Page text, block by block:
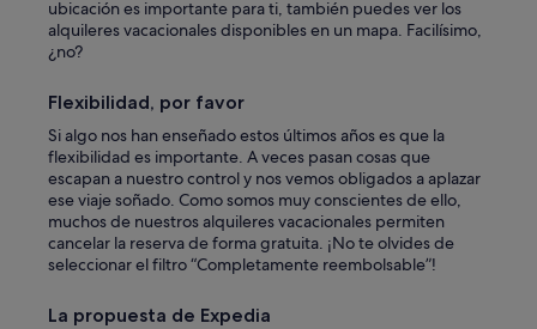
ubicación es importante para ti, también puedes ver los
alquileres vacacionales disponibles en un mapa. Facilísimo,
¿no?
Flexibilidad, por favor
Si algo nos han enseñado estos últimos años es que la
flexibilidad es importante. A veces pasan cosas que
escapan a nuestro control y nos vemos obligados a aplazar
ese viaje soñado. Como somos muy conscientes de ello,
muchos de nuestros alquileres vacacionales permiten
cancelar la reserva de forma gratuita. ¡No te olvides de
seleccionar el filtro “Completamente reembolsable”!
La propuesta de Expedia